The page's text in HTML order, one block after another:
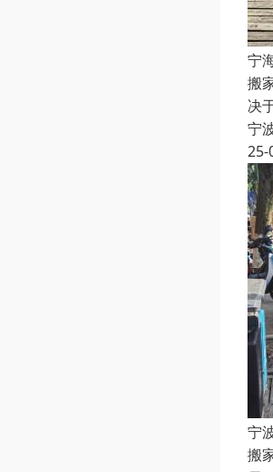
宁
搬
决
宁
25-
宁
搬